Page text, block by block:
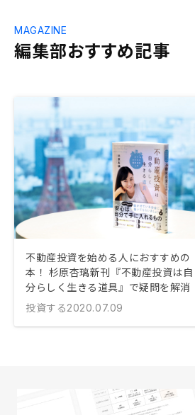
編集部おすすめ記事
MAGAZINE
不動産投資を始める人におすすめの
本！ 杉原杏璃新刊『不動産投資は自
分らしく生きる道具』で疑問を解消
投資する2020.07.09